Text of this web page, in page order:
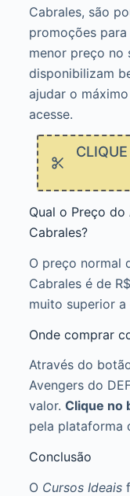
Cabrales, são
promoções
menor preço no
disponibilizam
ajudar o
acesse.
Qual o Preço do
Cabrales?
O preço normal
Cabrales é de
muito superior a
Onde comprar
Através do
Avengers do
valor. Clique no
pela plataforma
Conclusão
O Cursos Ideais